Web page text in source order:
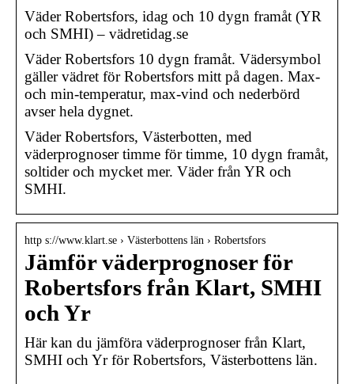
Väder Robertsfors, idag och 10 dygn framåt (YR
och SMHI) – vädretidag.se
Väder Robertsfors 10 dygn framåt. Vädersymbol
gäller vädret för Robertsfors mitt på dagen. Max-
och min-temperatur, max-vind och nederbörd
avser hela dygnet.
Väder Robertsfors, Västerbotten, med
väderprognoser timme för timme, 10 dygn framåt,
soltider och mycket mer. Väder från YR och
SMHI.
http s://www.klart.se › Västerbottens län › Robertsfors
Jämför väderprognoser för
Robertsfors från Klart, SMHI
och Yr
Här kan du jämföra väderprognoser från Klart,
SMHI och Yr för Robertsfors, Västerbottens län.